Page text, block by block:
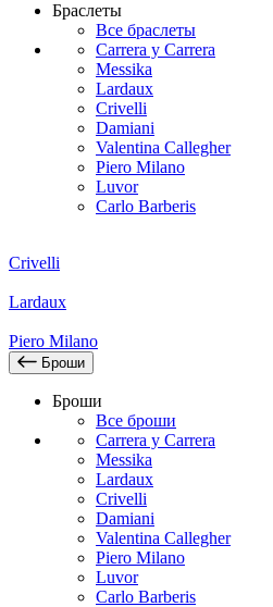
Браслеты
Все браслеты
Carrera y Carrera
Messika
Lardaux
Crivelli
Damiani
Valentina Callegher
Piero Milano
Luvor
Carlo Barberis
Crivelli
Lardaux
Piero Milano
Броши
Броши
Все броши
Carrera y Carrera
Messika
Lardaux
Crivelli
Damiani
Valentina Callegher
Piero Milano
Luvor
Carlo Barberis